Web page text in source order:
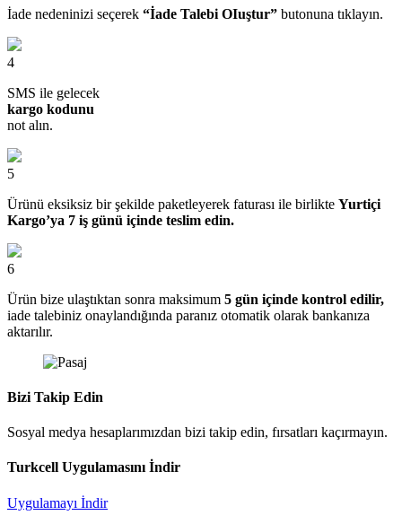
İade nedeninizi seçerek “İade Talebi OIuştur” butonuna tıklayın.
4
SMS ile gelecek
kargo kodunu
not alın.
5
Ürünü eksiksiz bir şekilde paketleyerek faturası ile birlikte Yurtiçi
Kargo’ya 7 iş günü içinde teslim edin.
6
Ürün bize ulaştıktan sonra maksimum 5 gün içinde kontrol edilir,
iade talebiniz onaylandığında paranız otomatik olarak bankanıza
aktarılır.
Bizi Takip Edin
Sosyal medya hesaplarımızdan bizi takip edin, fırsatları kaçırmayın.
Turkcell Uygulamasını İndir
Uygulamayı İndir